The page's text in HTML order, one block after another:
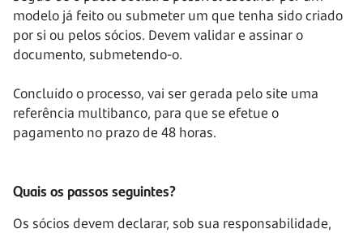
modelo já feito ou submeter um que tenha sido criado
por si ou pelos sócios. Devem validar e assinar o
documento, submetendo-o.
Concluído o processo, vai ser gerada pelo site uma
referência multibanco, para que se efetue o
pagamento no prazo de 48 horas.
Quais os passos seguintes?
Os sócios devem declarar, sob sua responsabilidade,